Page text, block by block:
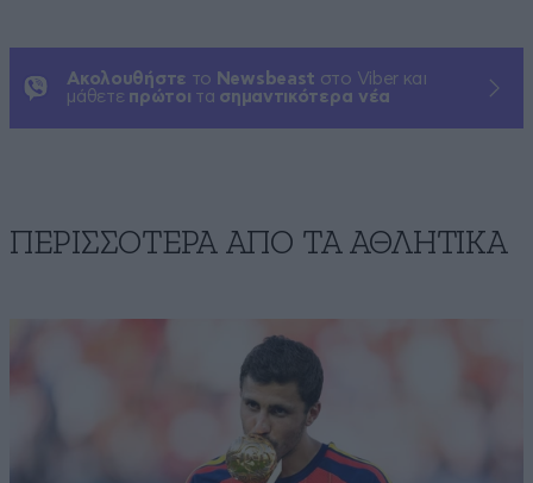
Ακολουθήστε το Newsbeast στο Viber και
μάθετε πρώτοι τα σημαντικότερα νέα
ΠΕΡΙΣΣΟΤΕΡΑ ΑΠΟ ΤA ΑΘΛΗΤΙΚΑ